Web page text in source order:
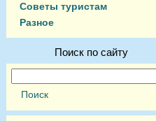
Советы туристам
Разное
Поиск по сайту